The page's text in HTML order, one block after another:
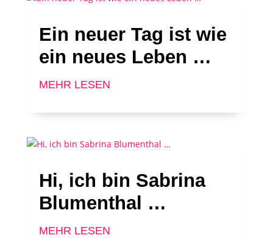
Ein neuer Tag ist wie
ein neues Leben …
MEHR LESEN
Hi, ich bin Sabrina
Blumenthal …
MEHR LESEN